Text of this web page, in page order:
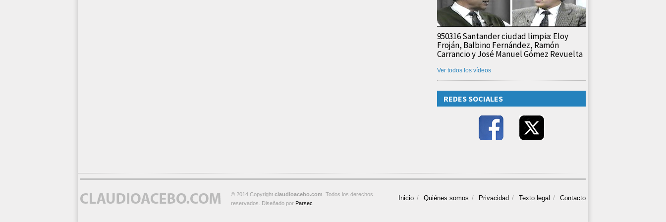
950316 Santander ciudad limpia: Eloy
Froján, Balbino Fernández, Ramón
Carrancio y José Manuel Gómez Revuelta
Ver todos los vídeos
REDES SOCIALES
Inicio Quiénes somos Privacidad Texto legal Contacto
© 2014 Copyright claudioacebo.com . Todos los derechos
reservados. Diseñado por Parsec